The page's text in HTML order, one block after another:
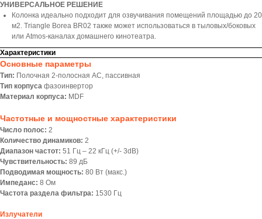
УНИВЕРСАЛЬНОЕ РЕШЕНИЕ
Колонка идеально подходит для озвучивания помещений площадью до 20
м2. Triangle Borea BR02 также может использоваться в тыловых/боковых
или Atmos-каналах домашнего кинотеатра.
Характеристики
Основные параметры
Тип: Полочная 2-полосная АС, пассивная
Тип корпуса фазоинвертор
Материал корпуса: MDF
Частотные и мощностные характеристики
Число полос: 2
Количество динамиков: 2
Диапазон частот: 51 Гц – 22 кГц (+/- 3dB)
Чувствительность: 89 дБ
Подводимая мощность: 80 Вт (макс.)
Импеданс: 8 Ом
Частота раздела фильтра: 1530 Гц
Излучатели